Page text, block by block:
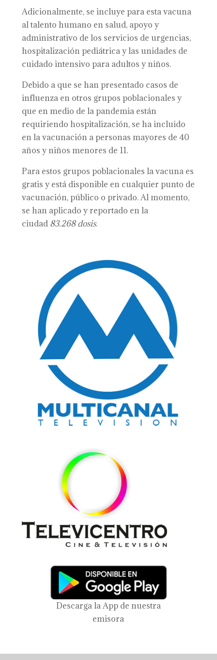
Adicionalmente, se incluye para esta vacuna
al talento humano en salud, apoyo y
administrativo de los servicios de urgencias,
hospitalización pediátrica y las unidades de
cuidado intensivo para adultos y niños.
Debido a que se han presentado casos de
influenza en otros grupos poblacionales y
que en medio de la pandemia están
requiriendo hospitalización, se ha incluido
en la vacunación a personas mayores de 40
años y niños menores de 11.
Para estos grupos poblacionales la vacuna es
gratis y está disponible en cualquier punto de
vacunación, público o privado. Al momento,
se han aplicado y reportado en la
ciudad 83.268 dosis.
Descarga la App de nuestra
emisora